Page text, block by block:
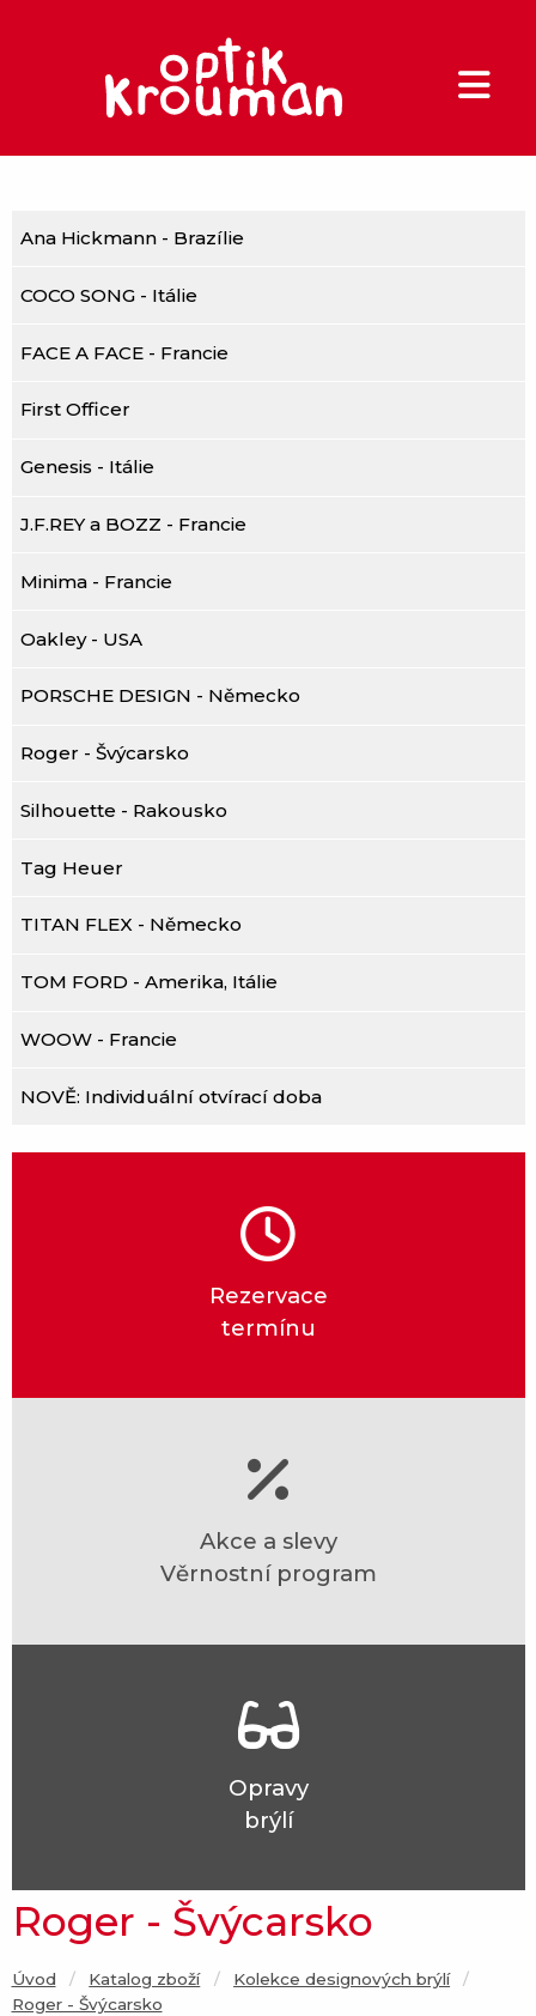
Ana Hickmann - Brazílie
COCO SONG - Itálie
FACE A FACE - Francie
First Officer
Genesis - Itálie
J.F.REY a BOZZ - Francie
Minima - Francie
Oakley - USA
PORSCHE DESIGN - Německo
Roger - Švýcarsko
Silhouette - Rakousko
Tag Heuer
TITAN FLEX - Německo
TOM FORD - Amerika, Itálie
WOOW - Francie
NOVĚ: Individuální otvírací doba
Rezervace
termínu
Akce a slevy
Věrnostní program
Opravy
brýlí
Roger - Švýcarsko
Úvod Katalog zboží
Kolekce designových brýlí
Current:
Roger - Švýcarsko